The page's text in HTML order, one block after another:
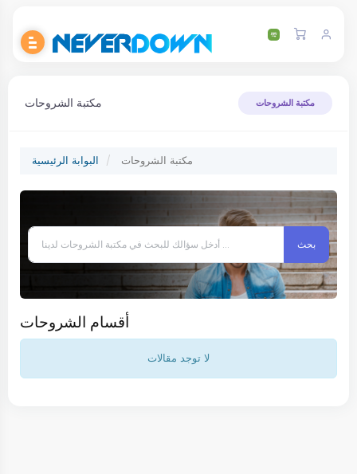
مكتبة الشروحات مكتبة الشروحات
البوابة الرئيسية مكتبة الشروحات
أقسام الشروحات
لا توجد مقالات